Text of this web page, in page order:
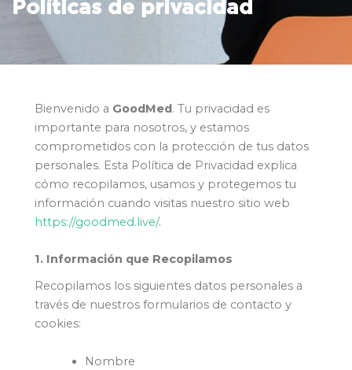
Políticas de privacidad
Bienvenido a GoodMed. Tu privacidad es
importante para nosotros, y estamos
comprometidos con la protección de tus datos
personales. Esta Política de Privacidad explica
cómo recopilamos, usamos y protegemos tu
información cuando visitas nuestro sitio web
https://goodmed.live/.
1. Información que Recopilamos
Recopilamos los siguientes datos personales a
través de nuestros formularios de contacto y
cookies:
Nombre